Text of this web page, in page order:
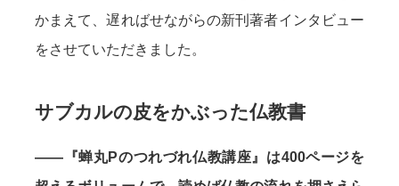
かまえて、遅ればせながらの新刊著者インタビュー
をさせていただきました。
サブカルの皮をかぶった仏教書
——『蝉丸Pのつれづれ仏教講座』は400ページを